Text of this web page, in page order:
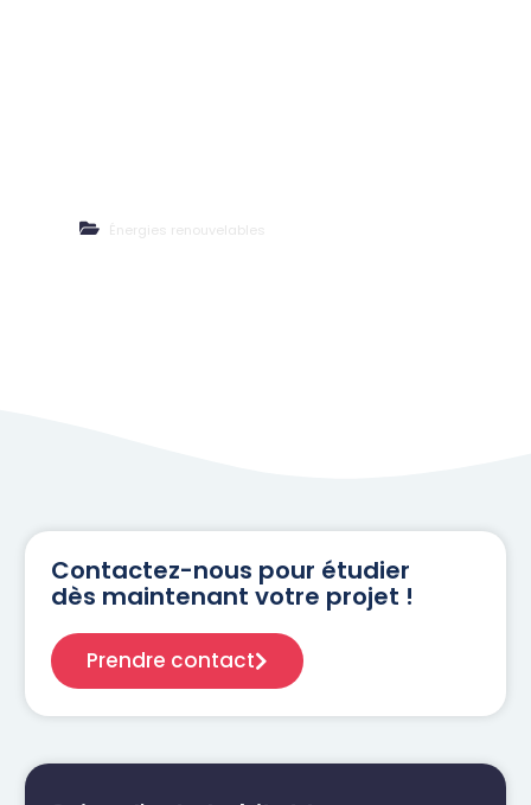
Énergies renouvelables
Contactez-nous pour étudier
dès maintenant votre projet !
Prendre contact